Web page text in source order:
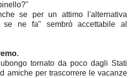
se per un attimo l'alternativa
se ne fa" sembrò accettabile al
tornato da poco dagli Stati
amiche per trascorrere le vacanze